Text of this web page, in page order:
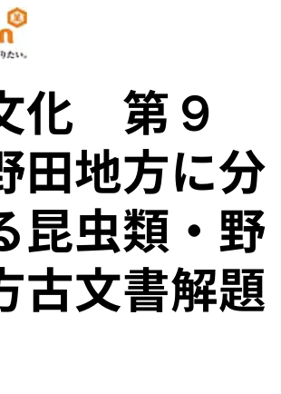
化 第９
地方に分
昆虫類・野
古文書解題